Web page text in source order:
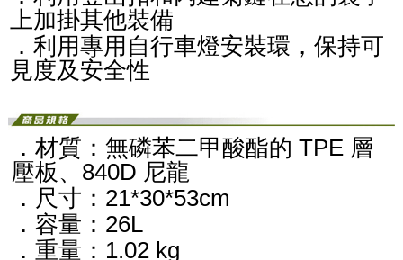
上加掛其他裝備
．利用專用自行車燈安裝環，保持可
見度及安全性
．材質：無磷苯二甲酸酯的 TPE 層
壓板、840D 尼龍
．尺寸：21*30*53cm
．容量：26L
．重量：1.02 kg